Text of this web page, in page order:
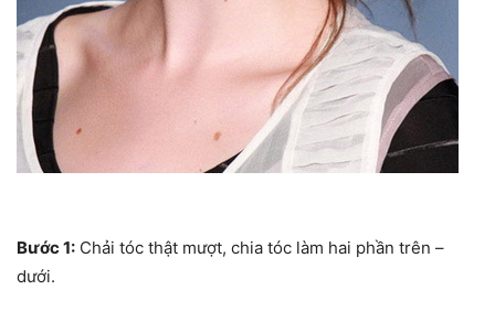
Bước 1: Chải tóc thật mượt, chia tóc làm hai phần trên –
dưới.